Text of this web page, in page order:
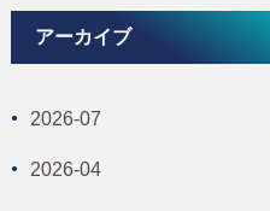
アーカイブ
2026-07
2026-04